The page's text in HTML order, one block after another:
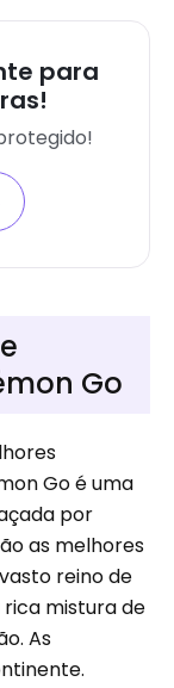
para
Go
Go é uma
por
as melhores
reino de
mistura de
As